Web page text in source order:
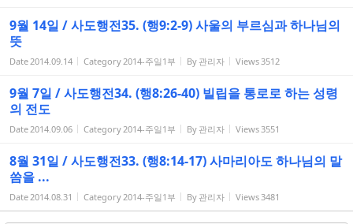
9월 14일 / 사도행전35. (행9:2-9) 사울의 부르심과 하나님의
뜻
Date2014.09.14 Category2014-주일1부 By 관리자 Views3512
9월 7일 / 사도행전34. (행8:26-40) 빌립을 통로로 하는 성령
의 전도
Date2014.09.06 Category2014-주일1부 By 관리자 Views3551
8월 31일 / 사도행전33. (행8:14-17) 사마리아도 하나님의 말
씀을 ...
Date2014.08.31 Category2014-주일1부 By 관리자 Views3481